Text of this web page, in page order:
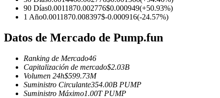
Futuros del USDC
Futuros que utilizan USDC como garantía
90 Días0.0011870.002776$0.000949(+50.93%)
1 Año0.0011870.008397$-0.000916(-24.57%)
Datos de Mercado de Pump.fun
Ranking de Mercado46
Capitalización de mercado$2.03B
Volumen 24h$599.73M
Suministro Circulante354.00B PUMP
Suministro Máximo1.00T PUMP